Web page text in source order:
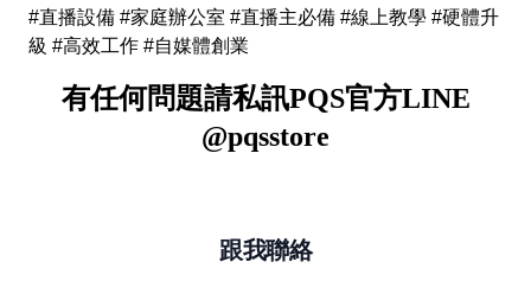
​#直播設備 #家庭辦公室 #直播主必備 #線上教學 #硬體升
級 #高效工作 #自媒體創業
有任何問題請私訊PQS官方LINE
@pqsstore
跟我聯絡